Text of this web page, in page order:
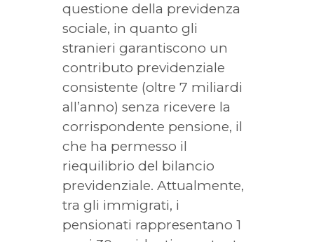
questione della previdenza
sociale, in quanto gli
stranieri garantiscono un
contributo previdenziale
consistente (oltre 7 miliardi
all’anno) senza ricevere la
corrispondente pensione, il
che ha permesso il
riequilibrio del bilancio
previdenziale. Attualmente,
tra gli immigrati, i
pensionati rappresentano 1